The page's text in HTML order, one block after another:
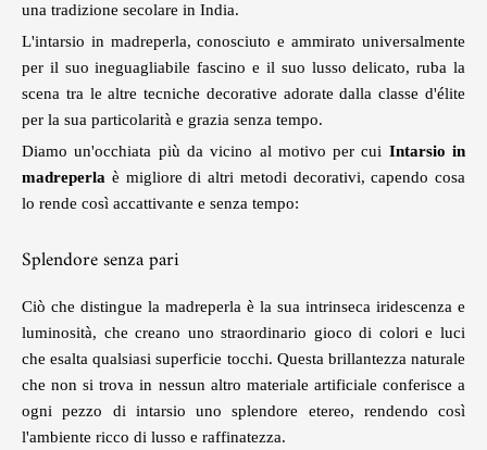
una tradizione secolare in India.
L'intarsio in madreperla, conosciuto e ammirato universalmente
per il suo ineguagliabile fascino e il suo lusso delicato, ruba la
scena tra le altre tecniche decorative adorate dalla classe d'élite
per la sua particolarità e grazia senza tempo.
Diamo un'occhiata più da vicino al motivo per cui Intarsio in
madreperla è migliore di altri metodi decorativi, capendo cosa
lo rende così accattivante e senza tempo:
Splendore senza pari
Ciò che distingue la madreperla è la sua intrinseca iridescenza e
luminosità, che creano uno straordinario gioco di colori e luci
che esalta qualsiasi superficie tocchi. Questa brillantezza naturale
che non si trova in nessun altro materiale artificiale conferisce a
ogni pezzo di intarsio uno splendore etereo, rendendo così
l'ambiente ricco di lusso e raffinatezza.